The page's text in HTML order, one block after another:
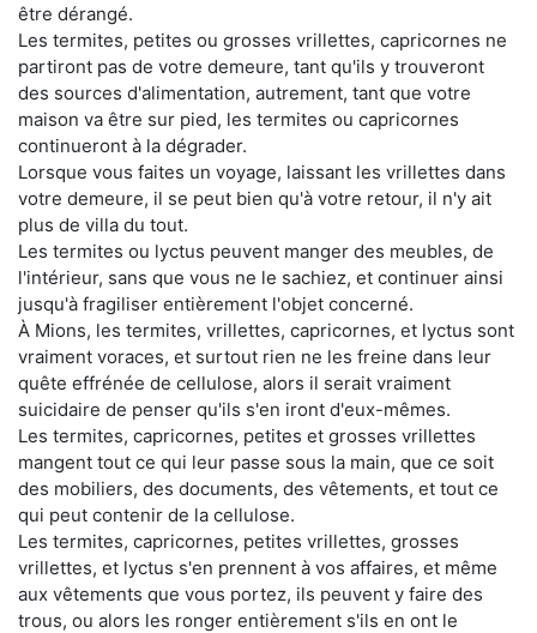
être dérangé.
Les termites, petites ou grosses vrillettes, capricornes ne
partiront pas de votre demeure, tant qu'ils y trouveront
des sources d'alimentation, autrement, tant que votre
maison va être sur pied, les termites ou capricornes
continueront à la dégrader.
Lorsque vous faites un voyage, laissant les vrillettes dans
votre demeure, il se peut bien qu'à votre retour, il n'y ait
plus de villa du tout.
Les termites ou lyctus peuvent manger des meubles, de
l'intérieur, sans que vous ne le sachiez, et continuer ainsi
jusqu'à fragiliser entièrement l'objet concerné.
À Mions, les termites, vrillettes, capricornes, et lyctus sont
vraiment voraces, et surtout rien ne les freine dans leur
quête effrénée de cellulose, alors il serait vraiment
suicidaire de penser qu'ils s'en iront d'eux-mêmes.
Les termites, capricornes, petites et grosses vrillettes
mangent tout ce qui leur passe sous la main, que ce soit
des mobiliers, des documents, des vêtements, et tout ce
qui peut contenir de la cellulose.
Les termites, capricornes, petites vrillettes, grosses
vrillettes, et lyctus s'en prennent à vos affaires, et même
aux vêtements que vous portez, ils peuvent y faire des
trous, ou alors les ronger entièrement s'ils en ont le